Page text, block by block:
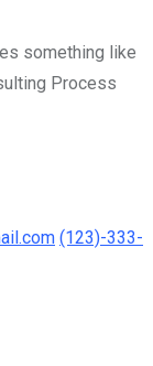
something like
Process
(123)-333-